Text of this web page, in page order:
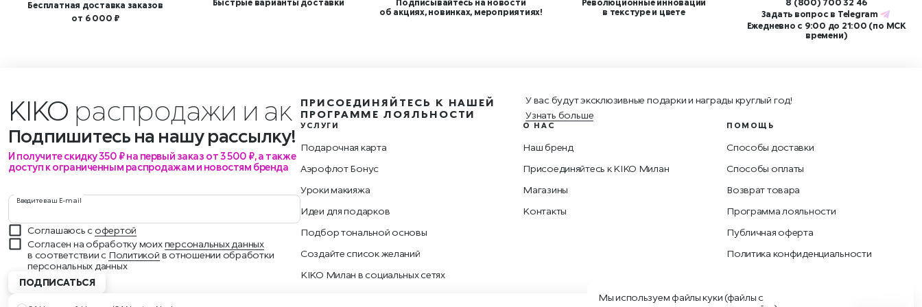
Бесплатная доставка заказов
от 6 000 ₽
Быстрые варианты доставки
Подписывайтесь на новости
об акциях, новинках, мероприятиях!
Революционные инновации
в текстуре и цвете
8 (800) 700 32 46
Задать вопрос в Telegram
Ежедневно с 9:00 до 21:00 (по МСК
времени)
KIKO распродажи
Подпишитесь на нашу рассылку!
И получите скидку 350 ₽ на первый заказ от 3 500 ₽, а также
доступ к ограниченным распродажам и новостям бренда
Введите ваш E-mail
Соглашаюсь софертой
Согласен на обработку моихперсональных данных
в соответствии с Политикой в отношении обработки
персональных данных
ПОДПИСАТЬСЯ
ПРИСОЕДИНЯЙТЕСЬ К НАШЕЙ
ПРОГРАММЕ ЛОЯЛЬНОСТИ
У вас будут эксклюзивные подарки и награды круглый год!
Узнать больше
УСЛУГИ
Подарочная карта
Аэрофлот Бонус
Уроки макияжа
Идеи для подарков
Подбор тональной основы
Создайте список желаний
KIKO Милан в социальных сетях
О НАС
Наш бренд
Присоединяйтесь к KIKO Милан
Магазины
Контакты
ПОМОЩЬ
Способы доставки
Способы оплаты
Возврат товара
Программа лояльности
Публичная оферта
Политика конфиденциальности
Мы используем файлы куки (файлы с